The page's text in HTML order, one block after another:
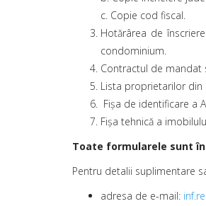
c. Copie cod fiscal.
Hotărârea de
condominium.
Contractul de mandat
Lista proprietarilor
Fișa de identificare a
Fișa tehnică a
Toate formularele sunt
Pentru detalii suplimentare
adresa de e-mail: